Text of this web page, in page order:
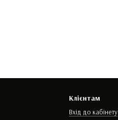
Клієнтам
Вхід до кабінету